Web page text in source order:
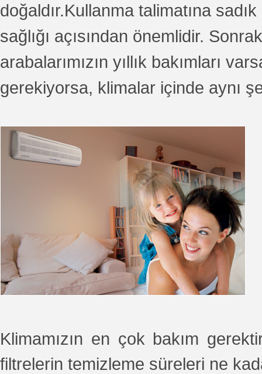
doğaldır.Kullanma talimatına
sağlığı açısından önemlidir.
arabalarımızın yıllık bakımları
gerekiyorsa, klimalar içinde aynı
Klimamızın en çok bakım
filtrelerin temizleme süreleri ne